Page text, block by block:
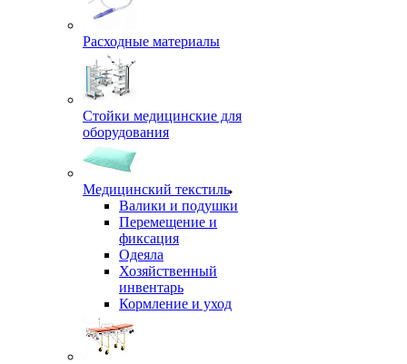
Расходные материалы
Стойки медицинские для
оборудования
Медицинский текстиль
Валики и подушки
Перемещение и
фиксация
Одеяла
Хозяйственный
инвентарь
Кормление и уход